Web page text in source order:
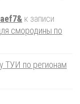
к записи
смородины по
ТУИ по регионам